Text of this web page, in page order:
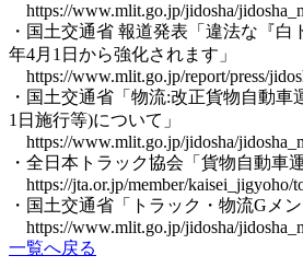
https://www.mlit.go.jp/jidosha/
・国土交通省 報道発表「違法な『白
年4月1日から強化されます」
https://www.mlit.go.jp/report/press/
・国土交通省「物流:改正貨物自動車
1日施行等)について」
https://www.mlit.go.jp/jidosha/
・全日本トラック協会「貨物自動車
https://jta.or.jp/member/kaisei_jigyoho/
・国土交通省「トラック・物流Gメン
https://www.mlit.go.jp/jidosha/
一覧へ戻る